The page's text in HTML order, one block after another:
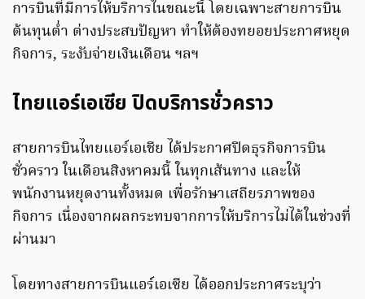
การบินที่มีการให้บริการในขณะนี้ โดยเฉพาะสายการบิน
ต้นทุนต่ำ ต่างประสบปัญหา ทำให้ต้องทยอยประกาศหยุด
กิจการ, ระงับจ่ายเงินเดือน ฯลฯ
ไทยแอร์เอเซีย ปิดบริการชั่วคราว
สายการบินไทยแอร์เอเชีย ได้ประกาศปิดธุรกิจการบิน
ชั่วคราว ในเดือนสิงหาคมนี้ ในทุกเส้นทาง และให้
พนักงานหยุดงานทั้งหมด เพื่อรักษาเสถียรภาพของ
กิจการ เนื่องจากผลกระทบจากการให้บริการไม่ได้ในช่วงที่
ผ่านมา
โดยทางสายการบินแอร์เอเซีย ได้ออกประกาศระบุว่า